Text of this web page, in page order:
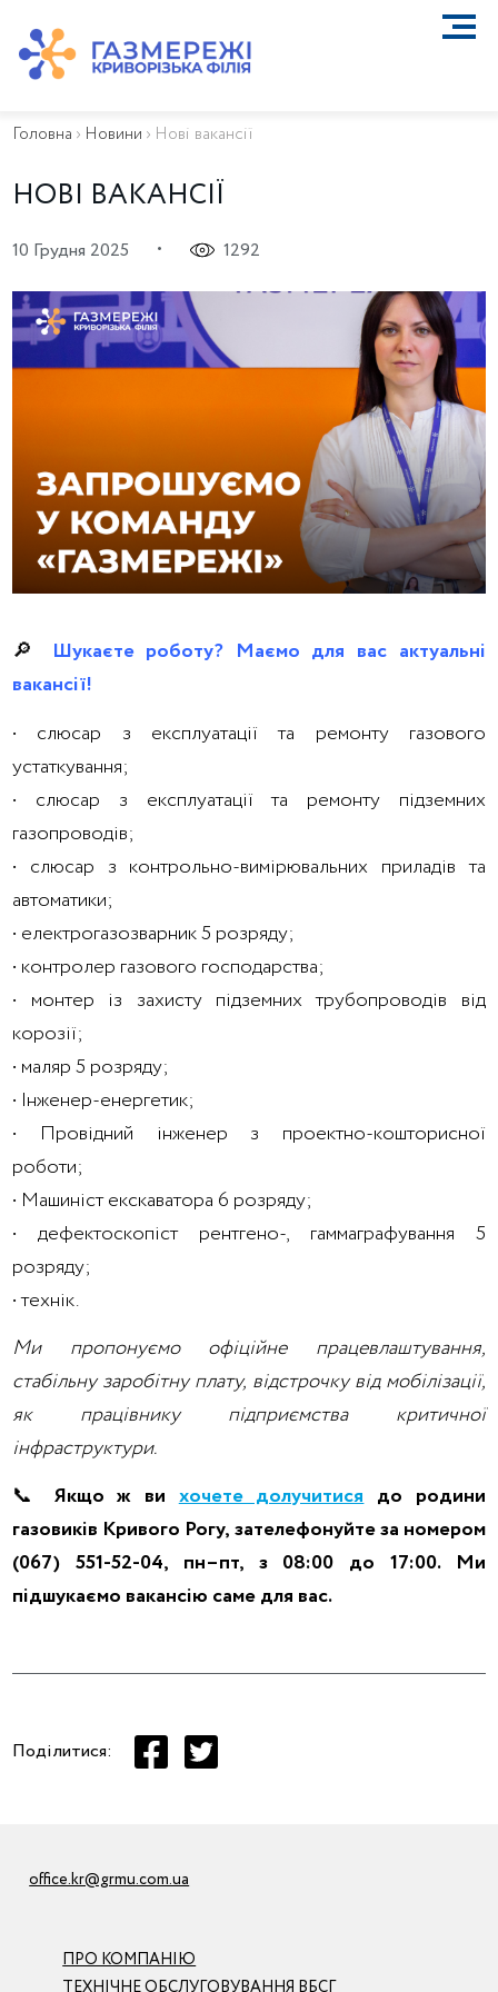
ПРО КОМПАНІЮ
ВАЖЛИВА ІНФОРМАЦІЯ
КАР’ЄРА
ПРИЄДНАННЯ
КГУ
ОСОБИСТИЙ КАБІНЕТ
Головна › Новини › Нові вакансії
НОВІ ВАКАНСІЇ
10 Грудня 2025 • 1292
🔎 Шукаєте роботу? Маємо для вас актуальні
вакансії!
• слюсар з експлуатації та ремонту газового
устаткування;
• слюсар з експлуатації та ремонту підземних
газопроводів;
• слюсар з контрольно-вимірювальних приладів та
автоматики;
• електрогазозварник 5 розряду;
• контролер газового господарства;
• монтер із захисту підземних трубопроводів від
корозії;
• маляр 5 розряду;
• Інженер-енергетик;
• Провідний інженер з проектно-кошторисної
роботи;
• Машиніст екскаватора 6 розряду;
• дефектоскопіст рентгено-, гаммаграфування 5
розряду;
• технік.
Ми пропонуємо офіційне працевлаштування,
стабільну заробітну плату, відстрочку від мобілізації,
як працівнику підприємства критичної
інфраструктури.
📞 Якщо ж вихочете долучитисядо родини
газовиків Кривого Рогу, зателефонуйте за номером
(067) 551-52-04, пн–пт, з 08:00 до 17:00. Ми
підшукаємо вакансію саме для вас.
Поділитися:
ПРО КОМПАНІЮ
ТЕХНІЧНЕ ОБСЛУГОВУВАННЯ ВБСГ
office.kr@grmu.com.ua